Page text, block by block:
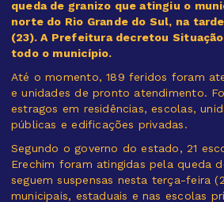
queda de granizo que atingiu o
norte do Rio Grande do Sul, na
(23). A Prefeitura decretou
todo o município.
Até o momento, 189 feridos foram
e unidades de pronto atendimento.
estragos em residências, escolas,
públicas e edificações privadas.
Segundo o governo do estado, 21
Erechim foram atingidas pela queda
seguem suspensas nesta terça-feira
municipais, estaduais e nas escolas